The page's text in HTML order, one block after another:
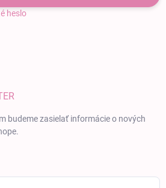
heslo
budeme zasielať informácie o nových